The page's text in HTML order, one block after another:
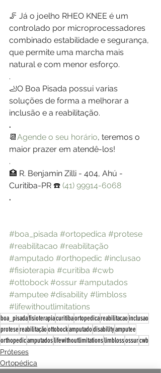
🦵 Já o joelho RHEO KNEE é um
controlado por microprocessadores
combinado estabilidade e segurança,
que permite uma marcha mais
natural e com menor esforço.
.
🦶O Boa Pisada possui varias
soluções de forma a melhorar a
inclusão e a reabilitação.
.
📆Agende o seu horário, teremos o
maior prazer em atendê-los!
.
🏥 R. Benjamin Zilli - 404, Ahú -
Curitiba-PR ☎️ (41) 99914-6068
.
#boa_pisada #ortopedica #protese
#reabilitacao #reabilitação
#amputado #orthopedic #inclusao
#fisioterapia #curitiba #cwb
#ottobock #ossur #amputados
#amputee #disability #limbloss
#lifewithoutlimitations
boa_pisadafisioterapiacuritibaortopedicareabilitacaoinclusao
protesereabilitaçãoottobockamputadodisabilityamputee
orthopedicamputadoslifewithoutlimitationslimblossossurcwb
Próteses
Ortopédica